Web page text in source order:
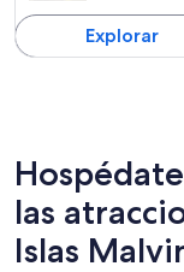
Explorar
las
Islas